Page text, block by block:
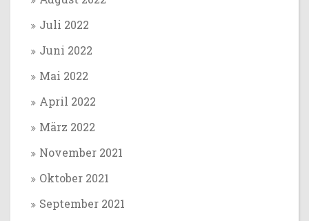
Juli 2022
Juni 2022
Mai 2022
April 2022
März 2022
November 2021
Oktober 2021
September 2021